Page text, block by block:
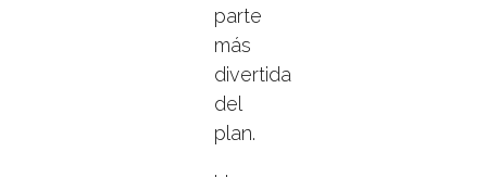
parte
más
divertida
del
plan.